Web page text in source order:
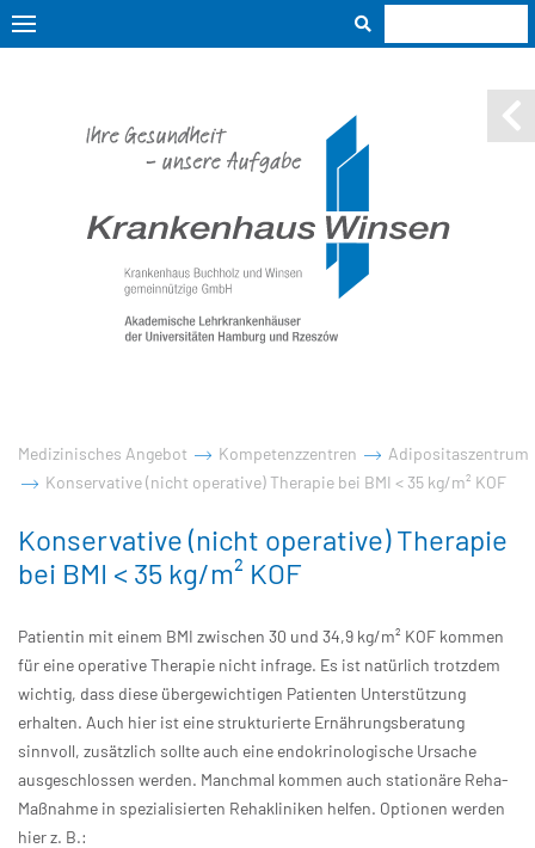
Medizinisches Angebot Kompetenzzentren
Adipositaszentrum
Konservative (nicht operative) Therapie bei BMI < 35 kg/m² KOF
Konservative (nicht operative) Therapie
bei BMI < 35 kg/m² KOF
Patientin mit einem BMI zwischen 30 und 34,9 kg/m² KOF kommen
für eine operative Therapie nicht infrage. Es ist natürlich trotzdem
wichtig, dass diese übergewichtigen Patienten Unterstützung
erhalten. Auch hier ist eine strukturierte Ernährungsberatung
sinnvoll, zusätzlich sollte auch eine endokrinologische Ursache
ausgeschlossen werden. Manchmal kommen auch stationäre Reha-
Maßnahme in spezialisierten Rehakliniken helfen. Optionen werden
hier z. B.: